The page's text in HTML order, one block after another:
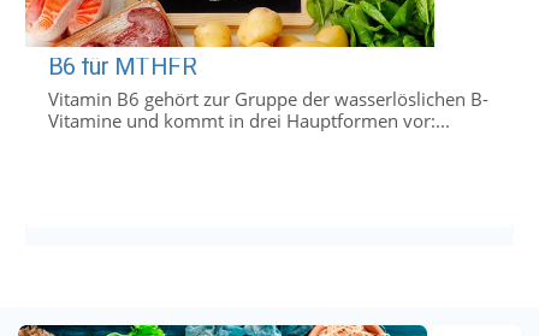
B6 für MTHFR
Vitamin B6 gehört zur Gruppe der wasserlöslichen B-
Vitamine und kommt in drei Hauptformen vor:...